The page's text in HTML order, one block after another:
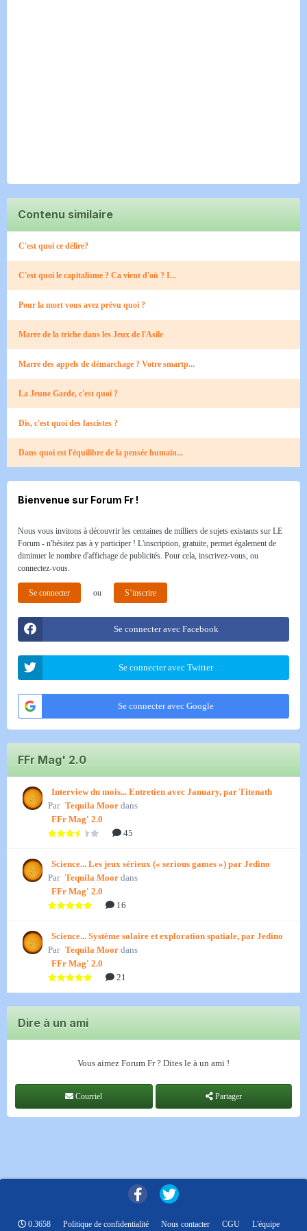
Contenu similaire
C'est quoi ce délire?
C'est quoi le capitalisme ? Ca vient d'où ? I...
Pour la mort vous avez prévu quoi ?
Marre de la triche dans les Jeux de l'Asile
Marre des appels de démarchage ? Votre smartp...
La Jeune Garde, c'est quoi ?
Dis, c'est quoi des fascistes ?
Dans quoi est l'équilibre de la pensée humain...
Bienvenue sur Forum Fr !
Nous vous invitons à découvrir les centaines de milliers de sujets existants sur LE
Forum - n'hésitez pas à y participer ! L'inscription, gratuite, permet également de
diminuer le nombre d'affichage de publicités. Pour cela, inscrivez-vous, ou
connectez-vous.
Se connecter ou S’inscrire
Se connecter avec Facebook
Se connecter avec Twitter
Se connecter avec Google
FFr Mag' 2.0
Interview du mois... Entretien avec January, par Titenath
Par Tequila Moor dans
FFr Mag' 2.0
45
Science... Les jeux sérieux (« serious games ») par Jedino
Par Tequila Moor dans
FFr Mag' 2.0
16
Science... Système solaire et exploration spatiale, par Jedino
Par Tequila Moor dans
FFr Mag' 2.0
21
Dire à un ami
Vous aimez Forum Fr ? Dites le à un ami !
Courriel Partager
0.3658 Politique de confidentialité Nous contacter CGU L'équipe